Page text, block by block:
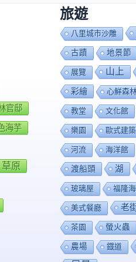
官邸
海芋
草原
旅遊
八里城市沙雕
古蹟 地景節
展覽 山上
彩繪 心鮮森
教堂 文化館
樂園 歐式建
河流 海洋館
渡船頭 湖
玻璃屋 福隆
美式餐廳 老
茶園 螢火蟲
農場 鐡道